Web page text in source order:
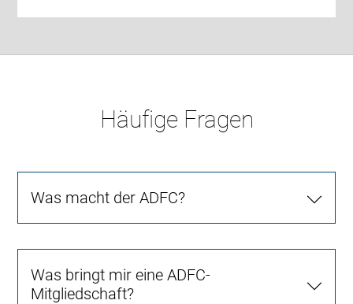
Häufige Fragen
Was macht der ADFC?
Was bringt mir eine ADFC-
Mitgliedschaft?